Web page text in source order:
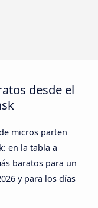
desde el
micros parten
en la tabla a
baratos para un
y para los días